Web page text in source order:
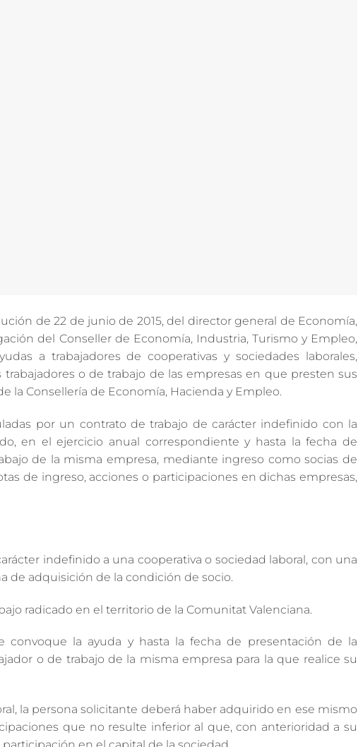
de 22 de junio de 2015, del director general de Economía,
del Conseller de Economía, Industria, Turismo y Empleo,
a trabajadores de cooperativas y sociedades laborales,
o de trabajo de las empresas en que presten sus
la Consellería de Economía, Hacienda y Empleo.
por un contrato de trabajo de carácter indefinido con la
en el ejercicio anual correspondiente y hasta la fecha de
de la misma empresa, mediante ingreso como socias de
de ingreso, acciones o participaciones en dichas empresas,
indefinido a una cooperativa o sociedad laboral, con una
de adquisición de la condición de socio.
radicado en el territorio de la Comunitat Valenciana.
la ayuda y hasta la fecha de presentación de la
o de trabajo de la misma empresa para la que realice su
la persona solicitante deberá haber adquirido en ese mismo
que no resulte inferior al que, con anterioridad a su